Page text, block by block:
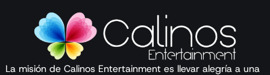
La misión de Calinos Entertainment es llevar alegría a una